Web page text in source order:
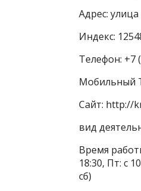
Адрес:
Индекс:
Телефон: +7
Мобильный
Сайт: http://
вид
Время
18:30, Пт: с
сб)